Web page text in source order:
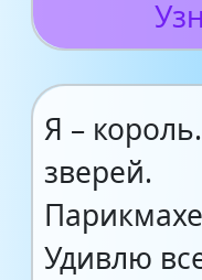
Я –
зверей.
Удивлю